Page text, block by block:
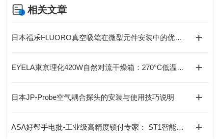
相关文章
日本福乐FLUORO真空吸笔在微型元件安装中的优势与应用
EYELA東京理化420W自然对流干燥箱：270°C低温防爆型，标配实验室安全之选“
日本JP-Probe空气耦合探头的安装与使用技巧说明
ASA好帮手电批-工业级高精度锁付专家： ST1智能伺服螺丝刀+控制器套装